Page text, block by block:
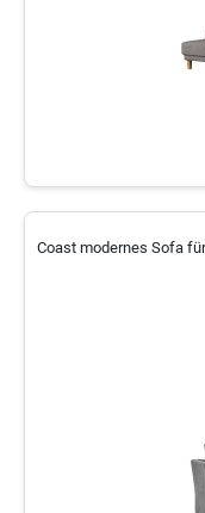
Coast modernes Sofa